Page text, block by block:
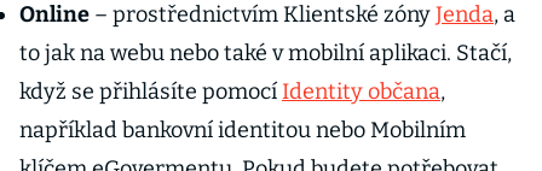
Online – prostřednictvím Klientské zónyJenda, a
to jak na webu nebo také v mobilní aplikaci. Stačí,
když se přihlásíte pomocí Identity občana,
například bankovní identitou nebo Mobilním